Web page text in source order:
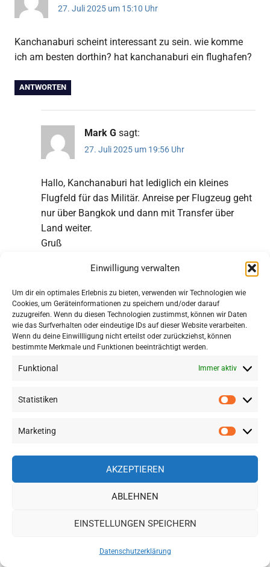
Einwilligung verwalten
Um dir ein optimales Erlebnis zu bieten, verwenden wir Technologien wie
Cookies, um Geräteinformationen zu speichern und/oder darauf
zuzugreifen. Wenn du diesen Technologien zustimmst, können wir Daten
wie das Surfverhalten oder eindeutige IDs auf dieser Website verarbeiten.
Wenn du deine Einwillligung nicht erteilst oder zurückziehst, können
bestimmte Merkmale und Funktionen beeinträchtigt werden.
Funktional Immer aktiv
Statistiken
Marketing
AKZEPTIEREN
ABLEHNEN
EINSTELLUNGEN SPEICHERN
Datenschutzerklärung
27. Juli 2025 um 15:10 Uhr
Kanchanaburi scheint interessant zu sein. wie komme
ich am besten dorthin? hat kanchanaburi ein flughafen?
ANTWORTEN
Mark G sagt:
27. Juli 2025 um 19:56 Uhr
Hallo, Kanchanaburi hat lediglich ein kleines
Flugfeld für das Militär. Anreise per Flugzeug geht
nur über Bangkok und dann mit Transfer über
Land weiter.
Gruß
ANTWORTEN
Bruno Müller sagt:
31. Juli 2025 um 0:44 Uhr
ANTWORTEN
Bruno Müller sagt: